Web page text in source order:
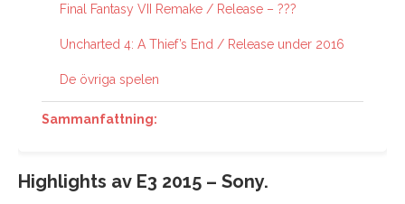
Final Fantasy VII Remake / Release – ???
Uncharted 4: A Thief’s End / Release under 2016
De övriga spelen
Sammanfattning:
Highlights av E3 2015 – Sony.